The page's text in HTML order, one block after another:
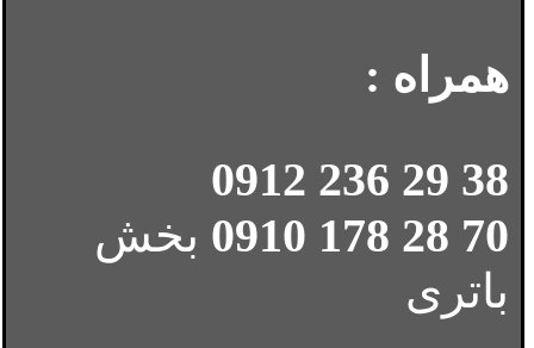
همراه :
38 29 236 0912
70 28 178 0910
بخش
باتری